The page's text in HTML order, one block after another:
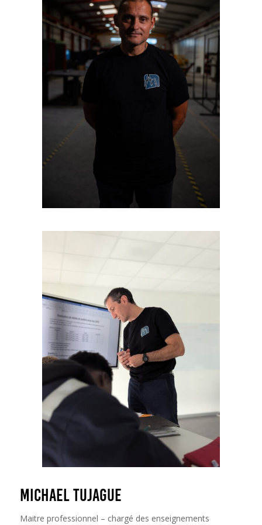
Michael TUJAGUE
Maitre professionnel – chargé des enseignements